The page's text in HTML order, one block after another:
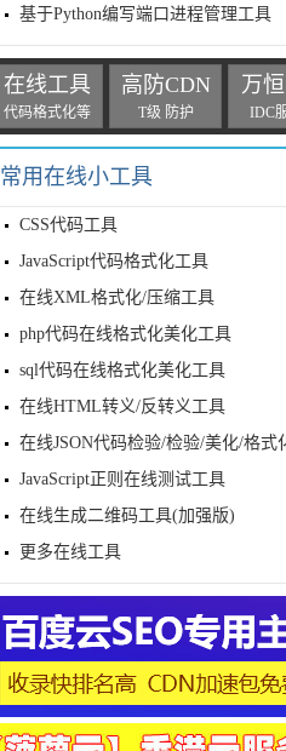
基于Python编写端口进程管理工具
在线工具
代码格式化等
高防CDN
T级 防护
万
IDC
常用在线小工具
CSS代码工具
JavaScript代码格式化工具
在线XML格式化/压缩工具
php代码在线格式化美化工具
sql代码在线格式化美化工具
在线HTML转义/反转义工具
在线JSON代码检验/检验/美化/格式
JavaScript正则在线测试工具
在线生成二维码工具(加强版)
更多在线工具